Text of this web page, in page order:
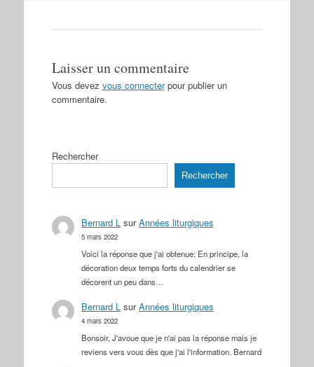
Laisser un commentaire
Vous devez vous connecterpour publier un
commentaire.
Rechercher
Rechercher
Bernard L surAnnées liturgiques
5 mars 2022
Voici la réponse que j'ai obtenue: En principe, la
décoration deux temps forts du calendrier se
décorent un peu dans…
Bernard L surAnnées liturgiques
4 mars 2022
Bonsoir, J'avoue que je n'ai pas la réponse mais je
reviens vers vous dès que j'ai l'information. Bernard